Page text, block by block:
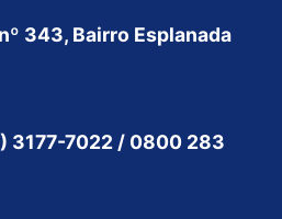
343, Bairro Esplanada
3177-7022 / 0800 283